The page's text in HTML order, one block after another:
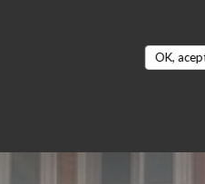
OK,